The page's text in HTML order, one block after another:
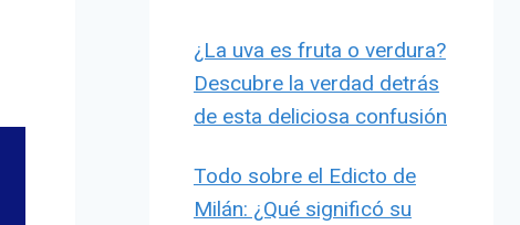
¿La uva es fruta o verdura?
Descubre la verdad detrás
de esta deliciosa confusión
Todo sobre el Edicto de
Milán: ¿Qué significó su